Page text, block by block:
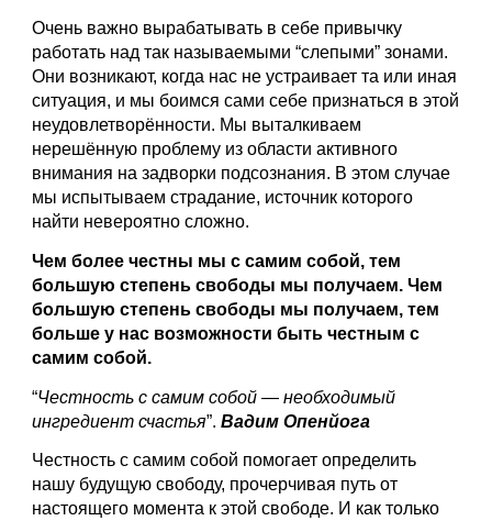
Очень важно вырабатывать в себе привычку
работать над так называемыми “слепыми” зонами.
Они возникают, когда нас не устраивает та или иная
ситуация, и мы боимся сами себе признаться в этой
неудовлетворённости. Мы выталкиваем
нерешённую проблему из области активного
внимания на задворки подсознания. В этом случае
мы испытываем страдание, источник которого
найти невероятно сложно.
Чем более честны мы с самим собой, тем
большую степень свободы мы получаем. Чем
большую степень свободы мы получаем, тем
больше у нас возможности быть честным с
самим собой.
“Честность с самим собой — необходимый
ингредиент счастья”. Вадим Опенйога
Честность с самим собой помогает определить
нашу будущую свободу, прочерчивая путь от
настоящего момента к этой свободе. И как только